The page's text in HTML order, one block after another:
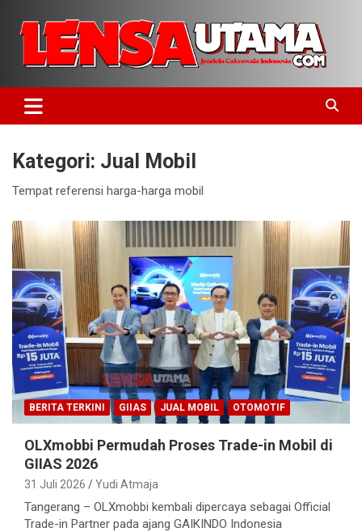
LensaUtama
Kategori: Jual Mobil
Tempat referensi harga-harga mobil
BERITA TERKINI GIIAS JUAL MOBIL OTOMOTIF
OLXmobbi Permudah Proses Trade-in Mobil di
GIIAS 2026
31 Juli 2026 Yudi Atmaja
Tangerang – OLXmobbi kembali dipercaya sebagai Official
Trade-in Partner pada ajang GAIKINDO Indonesia